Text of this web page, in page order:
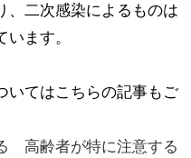
、二次感染によるものは
ます。
いてはこちらの記事もご
高齢者が特に注意する